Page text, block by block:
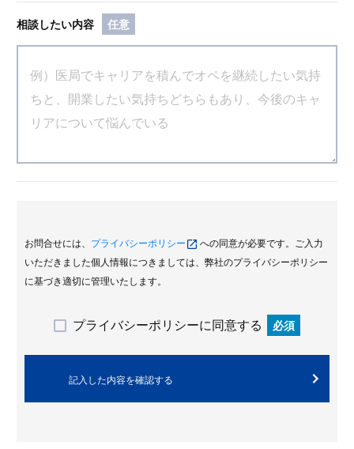
相談したい内容 任意
お問合せには、 プライバシーポリシー
への同意が必要です。ご入力
いただきました個人情報につきましては、弊社のプライバシーポリシー
に基づき適切に管理いたします。
プライバシーポリシーに同意する 必須